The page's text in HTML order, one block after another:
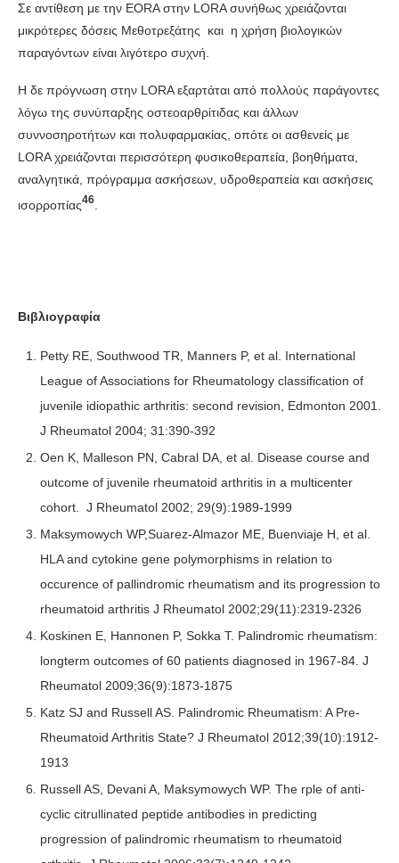
Σε αντίθεση με την EORA στην LORA συνήθως χρειάζονται
μικρότερες δόσεις Μεθοτρεξάτης και η χρήση βιολογικών
παραγόντων είναι λιγότερο συχνή.
Η δε πρόγνωση στην LORA εξαρτάται από πολλούς παράγοντες
λόγω της συνύπαρξης οστεοαρθρίτιδας και άλλων
συννοσηροτήτων και πολυφαρμακίας, οπότε οι ασθενείς με
LORA χρειάζονται περισσότερη φυσικοθεραπεία, βοηθήματα,
αναλγητικά, πρόγραμμα ασκήσεων, υδροθεραπεία και ασκήσεις
ισορροπίας46
Βιβλιογραφία
Petty RE, Southwood TR, Manners P, et al. International
League of Associations for Rheumatology classification of
juvenile idiopathic arthritis: second revision, Edmonton 2001.
J Rheumatol 2004; 31:390-392
Oen K, Malleson PN, Cabral DA, et al. Disease course and
outcome of juvenile rheumatoid arthritis in a multicenter
cohort. J Rheumatol 2002; 29(9):1989-1999
Maksymowych WP,Suarez-Almazor ME, Buenviaje H, et al.
HLA and cytokine gene polymorphisms in relation to
occurence of pallindromic rheumatism and its progression to
rheumatoid arthritis J Rheumatol 2002;29(11):2319-2326
Koskinen E, Hannonen P, Sokka T. Palindromic rheumatism:
longterm outcomes of 60 patients diagnosed in 1967-84. J
Rheumatol 2009;36(9):1873-1875
Katz SJ and Russell AS. Palindromic Rheumatism: A Pre-
Rheumatoid Arthritis State? J Rheumatol 2012;39(10):1912-
1913
Russell AS, Devani A, Maksymowych WP. The rple of anti-
cyclic citrullinated peptide antibodies in predicting
progression of palindromic rheumatism to rheumatoid